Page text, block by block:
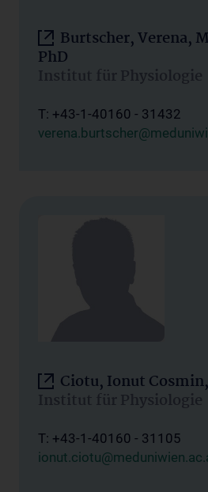
Burtscher, Verena,
PhD
Institut für Physiologie
T: +43-1-40160 - 31432
Ciotu, Ionut
Institut für Physiologie
T: +43-1-40160 - 31105